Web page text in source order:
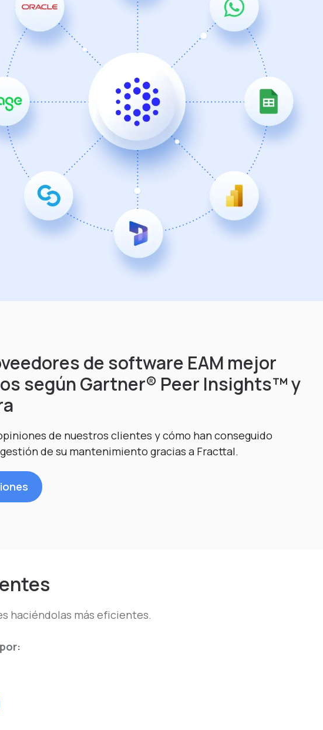
de software EAM mejor
según Gartner® Peer Insights™ y
de nuestros clientes y cómo han conseguido
de su mantenimiento gracias a Fracttal.
haciéndolas más eficientes.